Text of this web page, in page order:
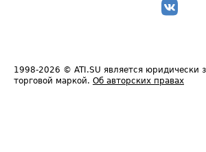
1998-2026 © ATI.SU является юридически
торговой маркой. Об авторских правах